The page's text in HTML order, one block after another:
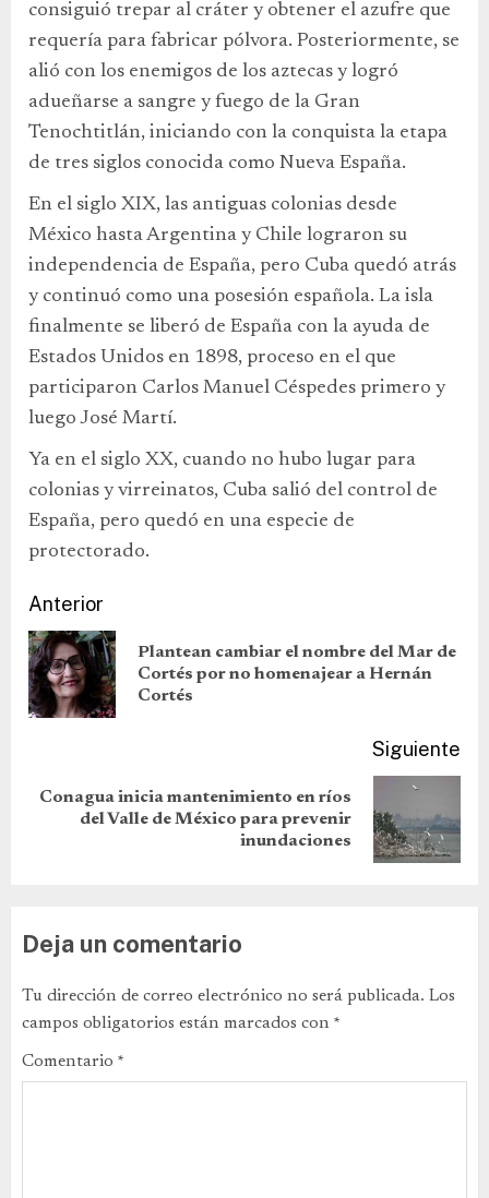
consiguió trepar al cráter y obtener el azufre que
requería para fabricar pólvora. Posteriormente, se
alió con los enemigos de los aztecas y logró
adueñarse a sangre y fuego de la Gran
Tenochtitlán, iniciando con la conquista la etapa
de tres siglos conocida como Nueva España.
En el siglo XIX, las antiguas colonias desde
México hasta Argentina y Chile lograron su
independencia de España, pero Cuba quedó atrás
y continuó como una posesión española. La isla
finalmente se liberó de España con la ayuda de
Estados Unidos en 1898, proceso en el que
participaron Carlos Manuel Céspedes primero y
luego José Martí.
Ya en el siglo XX, cuando no hubo lugar para
colonias y virreinatos, Cuba salió del control de
España, pero quedó en una especie de
protectorado.
Anterior
Plantean cambiar el nombre del Mar de
Cortés por no homenajear a Hernán
Cortés
Siguiente
Conagua inicia mantenimiento en ríos
del Valle de México para prevenir
inundaciones
Deja un comentario
Tu dirección de correo electrónico no será publicada. Los
campos obligatorios están marcados con *
Comentario *